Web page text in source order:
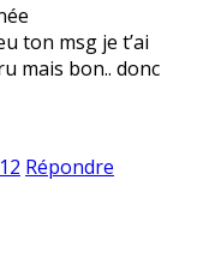
ton msg je t’ai
mais bon.. donc
Répondre